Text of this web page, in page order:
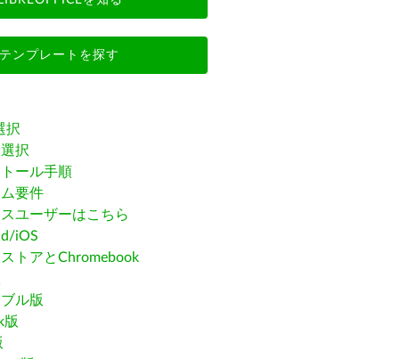
テンプレートを探す
択
択
ール手順
要件
ユーザーはこちら
iOS
トアとChromebook
ル版
版